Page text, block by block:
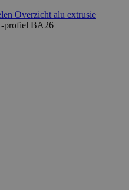
Overzicht alu extrusie
profiel BA26